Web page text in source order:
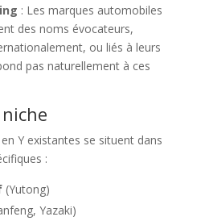
: Les marques automobiles
des noms évocateurs,
ou liés à leurs
pas naturellement à ces
Y existantes se situent dans
:
(Yutong)
Yazaki)